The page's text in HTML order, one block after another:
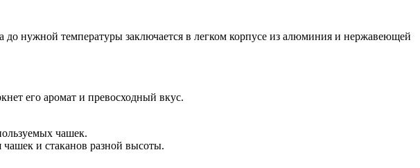
до нужной температуры заключается в легком корпусе из алюминия и нержавеющей
его аромат и превосходный вкус.
чашек.
чашек и стаканов разной высоты.